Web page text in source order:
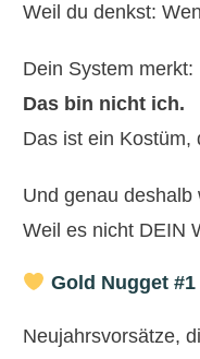
Weil du denkst:
Dein System merkt:
Das bin nicht ich.
Das ist ein Kostüm,
Und genau
Weil es nicht DEIN
Gold Nugget #1
Neujahrsvorsätze,